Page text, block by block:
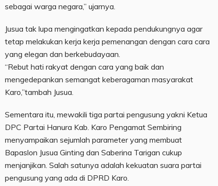
sebagai warga negara,” ujarnya.
Jusua tak lupa mengingatkan kepada pendukungnya agar
tetap melakukan kerja kerja pemenangan dengan cara cara
yang elegan dan berkebudayaan.
“Rebut hati rakyat dengan cara yang baik dan
mengedepankan semangat keberagaman masyarakat
Karo,”tambah Jusua.
Sementara itu, mewakili tiga partai pengusung yakni Ketua
DPC Partai Hanura Kab. Karo Pengamat Sembiring
menyampaikan sejumlah parameter yang membuat
Bapaslon Jusua Ginting dan Saberina Tarigan cukup
menjanjikan. Salah satunya adalah kekuatan suara partai
pengusung yang ada di DPRD Karo.